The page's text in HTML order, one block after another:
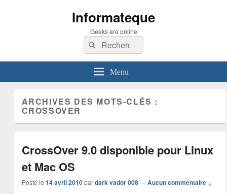
Informateque
Geeks are online
Recherche :
Rechercher
Menu
ARCHIVES DES MOTS-CLÉS :
CROSSOVER
CrossOver 9.0 disponible pour Linux
et Mac OS
Posté le 14 avril 2010 pardark vador 008 —Aucun commentaire ↓